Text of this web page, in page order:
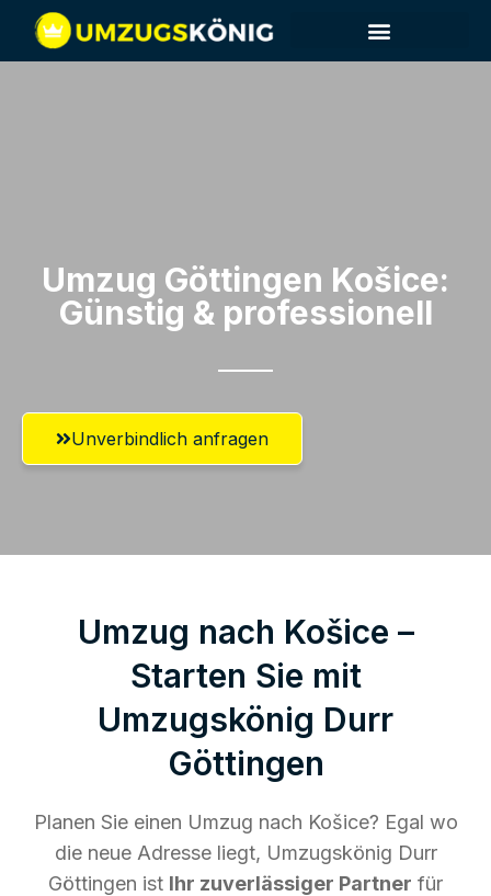
Umzug Göttingen​ Košice:
Günstig & professionell​
Unverbindlich anfragen
Umzug nach Košice –
Starten Sie mit
Umzugskönig Durr
Göttingen
Planen Sie einen Umzug nach Košice? Egal wo
die neue Adresse liegt, Umzugskönig Durr
Göttingen ist Ihr zuverlässiger Partner für